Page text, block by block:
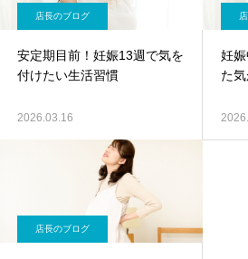
店長のブログ
安定期目前！妊娠13週で気を
付けたい生活習慣
2026.03.16
妊
た
店長のブログ